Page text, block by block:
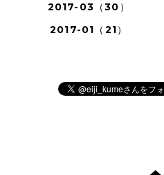
2017-03（30）
2017-01（21）